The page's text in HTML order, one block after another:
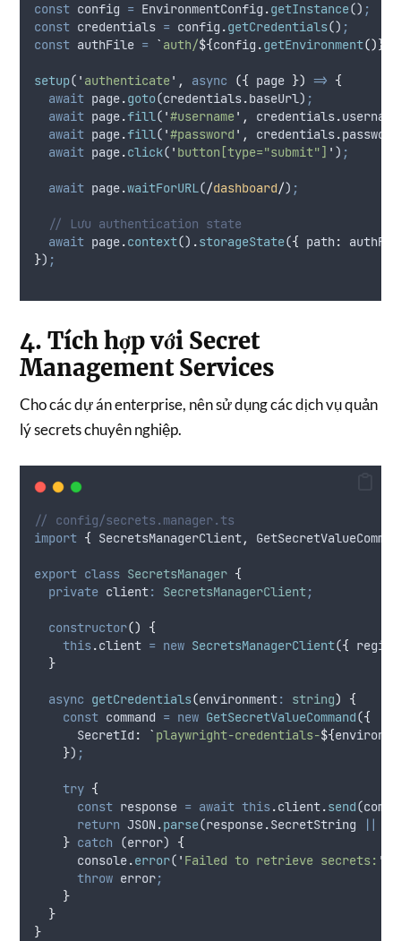
const config = EnvironmentConfig .getInstance() ;
const credentials = config .getCredentials() ;
const authFile = ` auth/${config .getEnvironment()}
setup( ' authenticate' , async ({ page }) => {
await page.goto(credentials.baseUrl) ;
await page.fill( '#username' , credentials.username
await page.fill( '#password ' , credentials.password
await page.click( ' button[type="submit"] ' ) ;
await page.waitForURL(/dashboard/) ;
// Lưu authentication state
await page.context() .storageState({ path:
}) ;
4. Tích hợp với Secret
Management Services
Cho các dự án enterprise, nên sử dụng các dịch vụ quản
lý secrets chuyên nghiệp.
// config/secrets.manager.ts
import { SecretsManagerClient,
export class SecretsManager {
private client: SecretsManagerClient;
constructor()
{
this.client = new SecretsManagerClient({ region
}
async getCredentials(environment: string)
{
const command = new GetSecretValueCommand({
SecretId : ` playwright-credentials-${
}) ;
try {
const response = await this.client.send(
return JSON.parse(response.SecretString ||
} catch (error) {
console.error( ' Failed to retrieve secrets: '
throw error;
}
}
}